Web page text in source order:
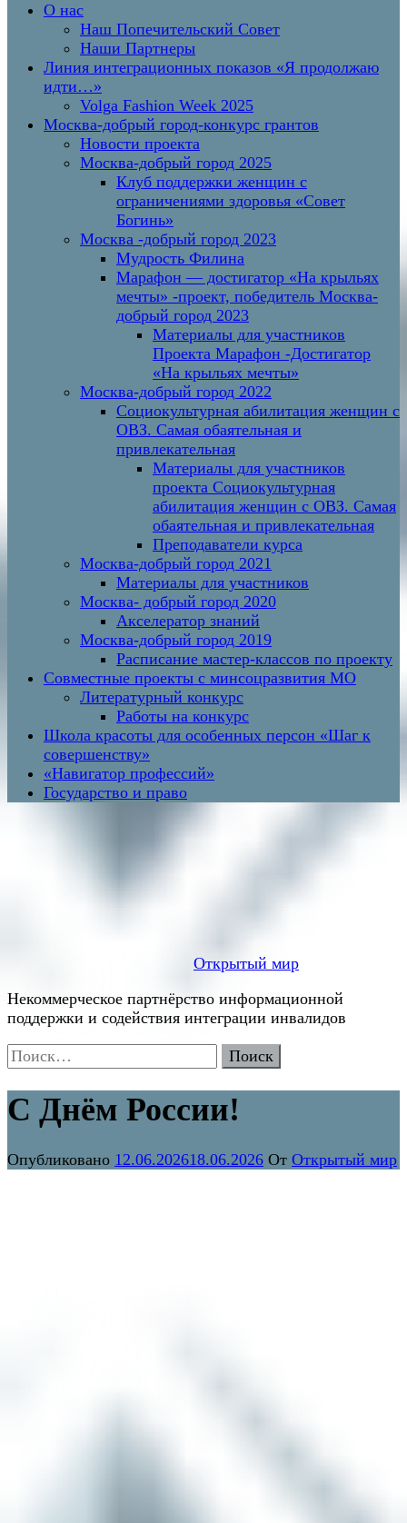
О нас
Наш Попечительский Совет
Наши Партнеры
Линия интеграционных показов «Я продолжаю
идти…»
Volga Fashion Week 2025
Москва-добрый город-конкурс грантов
Новости проекта
Москва-добрый город 2025
Клуб поддержки женщин с
ограничениями здоровья «Совет
Богинь»
Москва -добрый город 2023
Мудрость Филина
Марафон — достигатор «На крыльях
мечты» -проект, победитель Москва-
добрый город 2023
Материалы для участников
Проекта Марафон -Достигатор
«На крыльях мечты»
Москва-добрый город 2022
Социокультурная абилитация женщин с
ОВЗ. Самая обаятельная и
привлекательная
Материалы для участников
проекта Социокультурная
абилитация женщин с ОВЗ. Самая
обаятельная и привлекательная
Преподаватели курса
Москва-добрый город 2021
Материалы для участников
Москва- добрый город 2020
Акселератор знаний
Москва-добрый город 2019
Расписание мастер-классов по проекту
Совместные проекты с минсоцразвития МО
Литературный конкурс
Работы на конкурс
Школа красоты для особенных персон «Шаг к
совершенству»
«Навигатор профессий»
Государство и право
Открытый мир
Некоммерческое партнёрство информационной
поддержки и содействия интеграции инвалидов
Найти:
С Днём России!
Опубликовано 12.06.202618.06.2026 От Открытый мир